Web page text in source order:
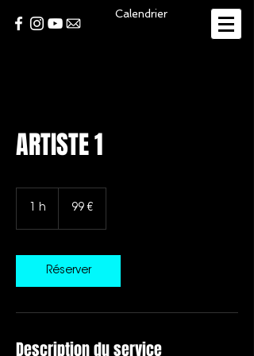
Calendrier
ARTISTE 1
1 h
euros
99 €
Réserver
Description du service